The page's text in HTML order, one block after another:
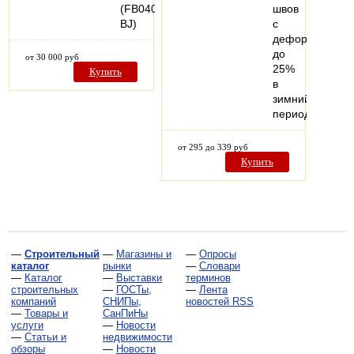
(FB040-
BJ)
от 30 000 руб
Купить
швов
с
деформацией
до
25%
в
зимний
период.
от 295 до 339 руб
Купить
— Строительный
каталог
— Каталог
строительных
компаний
— Товары и
услуги
— Статьи и
обзоры
— Магазины и
рынки
— Выставки
— ГОСТы,
СНИПы,
СанПиНы
— Новости
недвижимости
— Новости
— Опросы
— Словари
терминов
— Лента
новостей RSS